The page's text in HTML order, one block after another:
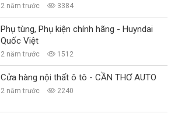
2 năm trước 3384
Phụ tùng, Phụ kiện chính hãng - Huyndai
Quốc Việt
2 năm trước 1512
Cửa hàng nội thất ô tô - CẦN THƠ AUTO
2 năm trước 2240